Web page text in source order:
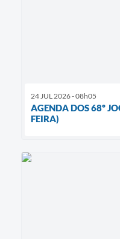
24 JUL 2026 - 08h05
AGENDA DOS 68º
FEIRA)